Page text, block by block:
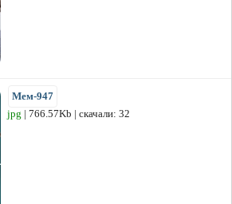
Мем-947
jpg | 766.57Kb | скачали: 32